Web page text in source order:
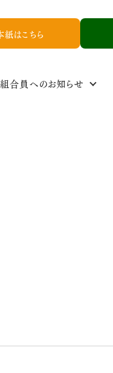
紙はこちら
組合員へのお知らせ